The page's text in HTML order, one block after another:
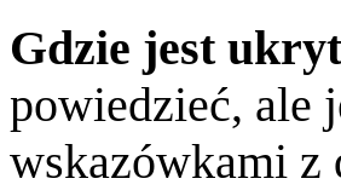
Gdzie jest
powiedzieć, ale
wskazówkami z